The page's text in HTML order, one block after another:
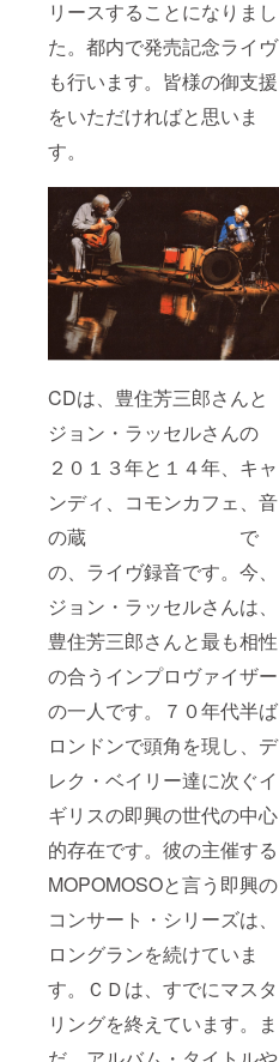
リースすることになりまし
た。都内で発売記念ライヴ
も行います。皆様の御支援
をいただければと思いま
す。
CDは、豊住芳三郎さんと
ジョン・ラッセルさんの
２０１３年と１４年、キャ
ンディ、コモンカフェ、音
の蔵 で
の、ライヴ録音です。今、
ジョン・ラッセルさんは、
豊住芳三郎さんと最も相性
の合うインプロヴァイザー
の一人です。７０年代半ば
ロンドンで頭角を現し、デ
レク・ベイリー達に次ぐイ
ギリスの即興の世代の中心
的存在です。彼の主催する
MOPOMOSOと言う即興の
コンサート・シリーズは、
ロングランを続けていま
す。ＣＤは、すでにマスタ
リングを終えています。ま